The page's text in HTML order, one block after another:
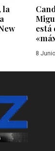
la
está
8